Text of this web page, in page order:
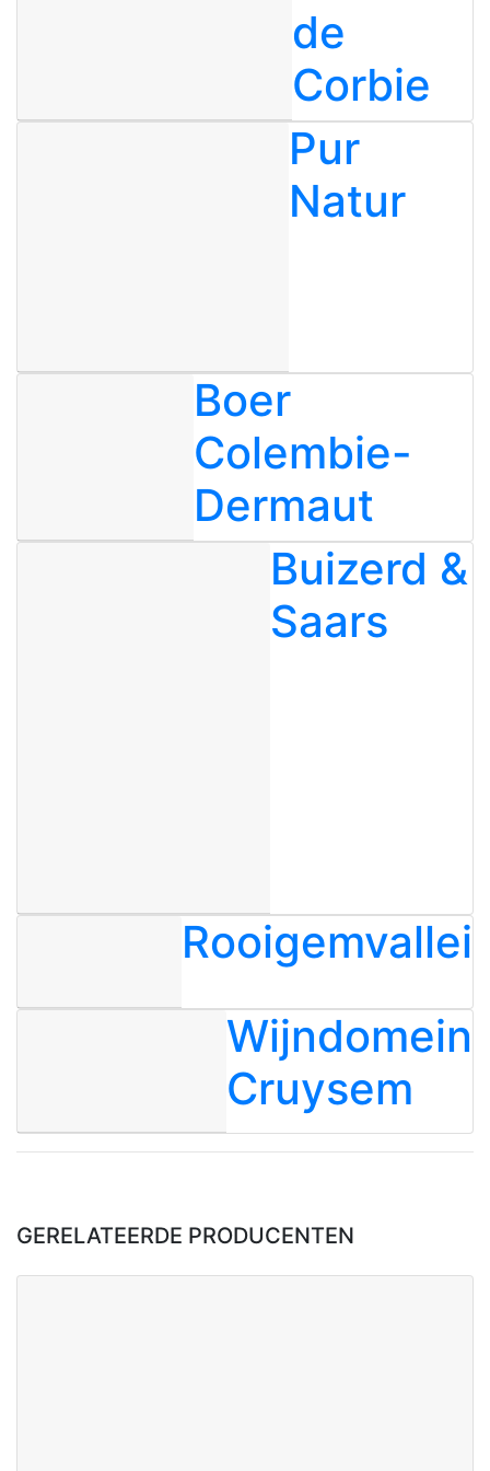
de
Corbie
Pur
Natur
Boer
Colembie-
Dermaut
Buizerd &
Saars
Rooigemvallei
Wijndomein
Cruysem
GERELATEERDE PRODUCENTEN